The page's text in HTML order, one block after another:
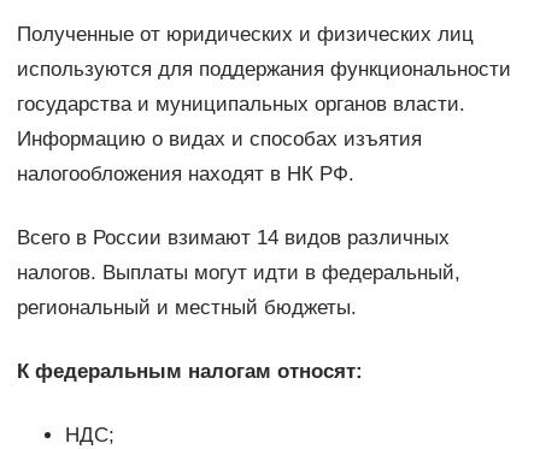
Полученные от юридических и физических лиц
используются для поддержания функциональности
государства и муниципальных органов власти.
Информацию о видах и способах изъятия
налогообложения находят в НК РФ.
Всего в России взимают 14 видов различных
налогов. Выплаты могут идти в федеральный,
региональный и местный бюджеты.
К федеральным налогам относят:
НДС;